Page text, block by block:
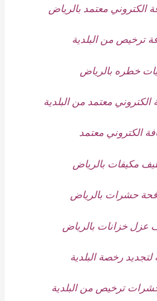
الكتروني معتمد بالرياض
ترخيص من البلدية
خطره بالرياض
معتمد من البلدية
الكتروني معتمد
مكيفات بالرياض
حشرات بالرياض
عزل خزانات بالرياض
رخصة البلدية
ترخيص من البلدية